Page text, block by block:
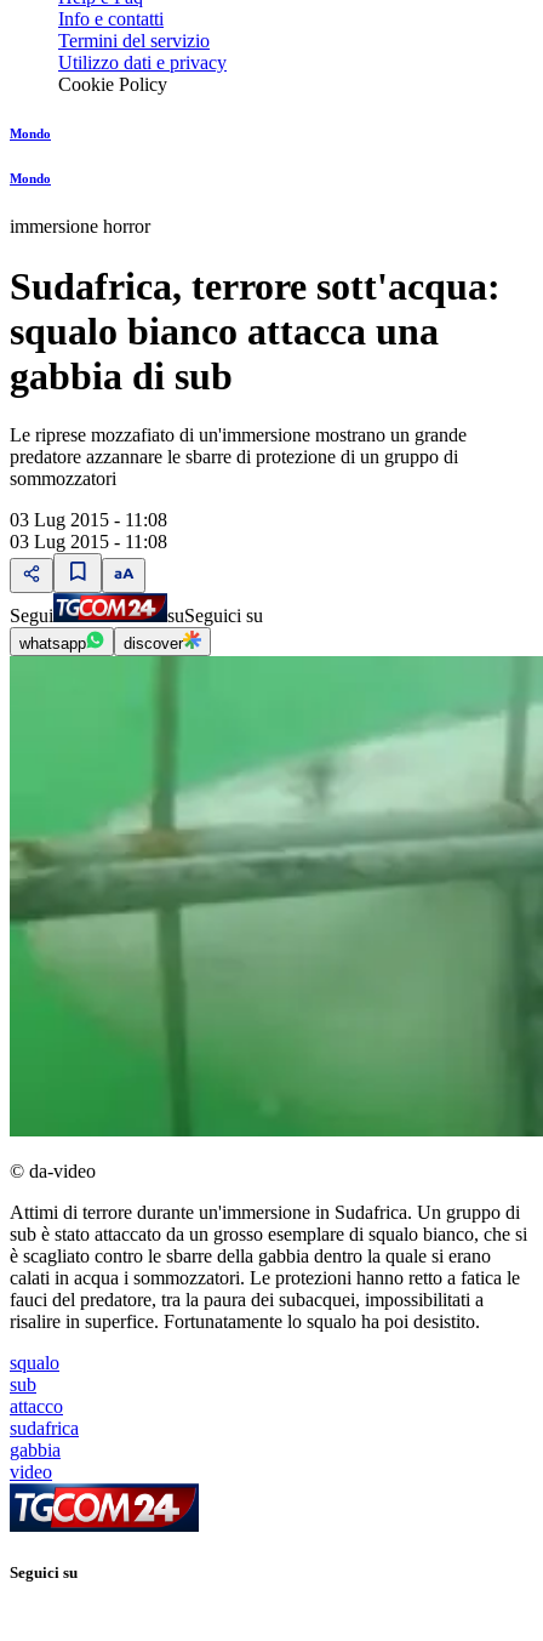
Info e contatti
Termini del servizio
Utilizzo dati e privacy
Cookie Policy
Mondo
Mondo
immersione horror
Sudafrica, terrore sott'acqua:
squalo bianco attacca una
gabbia di sub
Le riprese mozzafiato di un'immersione mostrano un grande
predatore azzannare le sbarre di protezione di un gruppo di
sommozzatori
03 Lug 2015 - 11:08
03 Lug 2015 - 11:08
Segui suSeguici su
whatsapp discover
© da-video
Attimi di terrore durante un'immersione in Sudafrica. Un gruppo di
sub è stato attaccato da un grosso esemplare di squalo bianco, che si
è scagliato contro le sbarre della gabbia dentro la quale si erano
calati in acqua i sommozzatori. Le protezioni hanno retto a fatica le
fauci del predatore, tra la paura dei subacquei, impossibilitati a
risalire in superfice. Fortunatamente lo squalo ha poi desistito.
squalo
sub
attacco
sudafrica
gabbia
video
Seguici su